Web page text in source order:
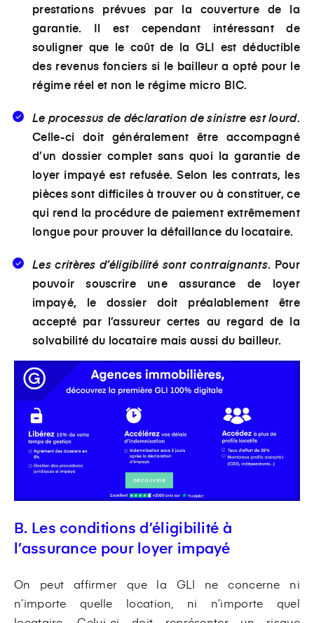
prestations prévues par la couverture de la
garantie. Il est cependant intéressant de
souligner que le coût de la GLI est déductible
des revenus fonciers si le bailleur a opté pour le
régime réel et non le régime micro BIC.
Le processus de déclaration de sinistre est lourd.
Celle-ci doit généralement être accompagné
d’un dossier complet sans quoi la garantie de
loyer impayé est refusée. Selon les contrats, les
pièces sont difficiles à trouver ou à constituer, ce
qui rend la procédure de paiement extrêmement
longue pour prouver la défaillance du locataire.
Les critères d’éligibilité sont contraignants. Pour
pouvoir souscrire une assurance de loyer
impayé, le dossier doit préalablement être
accepté par l’assureur certes au regard de la
solvabilité du locataire mais aussi du bailleur.
B. Les conditions d’éligibilité à
l’assurance pour loyer impayé
On peut affirmer que la GLI ne concerne ni
n’importe quelle location, ni n’importe quel